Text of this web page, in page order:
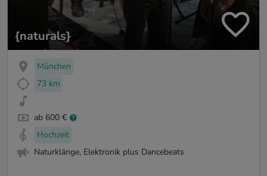
{naturals}
München
73 km
ab 600 €
Hochzeit
Naturklänge, Elektronik plus Dancebeats